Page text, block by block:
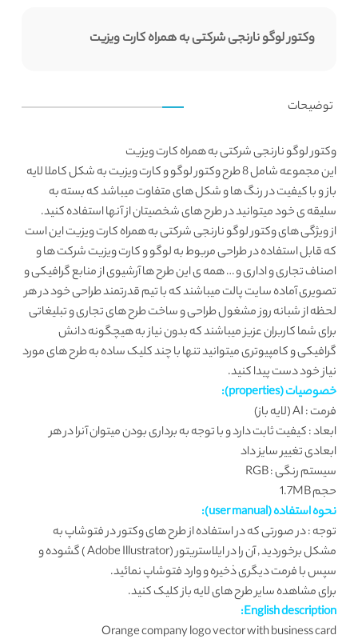
وکتور لوگو نارنجی شرکتی به همراه کارت ویزیت
توضیحات
وکتور لوگو نارنجی شرکتی به همراه کارت ویزیت
این مجموعه شامل 8 طرح وکتور لوگو و
کارت ویزیتبه شکل کاملا لایه
باز و با کیفیت در رنگ ها و شکل های متفاوت میباشد که بسته به
سلیقه ی خود میتوانید در طرح های شخصیتان از آنها استفاده کنید.
از ویژگی های وکتور لوگو نارنجی شرکتی به همراه کارت ویزیت این است
که قابل استفاده در طراحی مربوط به لوگو و کارت ویزیت شرکت ها و
اصناف تجاری و اداری و … همه ی این طرح ها آرشیوی از منابع گرافیکی و
تصویری آماده سایتپالتمیباشند که با تیم قدرتمند طراحی خود در هر
لحظه از شبانه روز مشغول طراحی و ساخت طرح های تجاری و تبلیغاتی
برای شما کاربران عزیز میباشند که بدون نیاز به هیچگونه دانش
گرافیکی و کامپیوتری میتوانید تنها با چند کلیک ساده به طرح های مورد
نیاز خود دست پیدا کنید.
خصوصیات (properties):
فرمت : AI (لایه باز)
ابعاد : کیفیت ثابت دارد و با توجه به برداری بودن میتوان آنرا در هر
ابعادی تغییر سایز داد
سیستم رنگی : RGB
حجم 1.7MB
نحوه استفاده (user manual):
توجه : در صورتی که در استفاده از طرح های وکتور در فتوشاپ به
مشکل برخوردید , آن را در ایلاستریتور (Adobe Illustrator ) گشوده و
سپس با فرمت دیگری ذخیره و وارد فتوشاپ نمائید.
برای مشاهده سایر طرح های لایه باز کلیک کنید.
English description:
Orange company logo vector with business card